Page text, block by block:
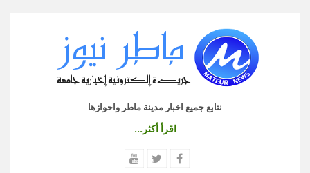
نتابع جميع اخبار مدينة ماطر واحوازها
اقرأ أكثر...